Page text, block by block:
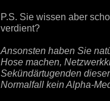
P.S. Sie wissen aber
verdient?
Ansonsten haben Sie
Hose machen,
Sekündärtugenden
Normalfall kein Alpha-